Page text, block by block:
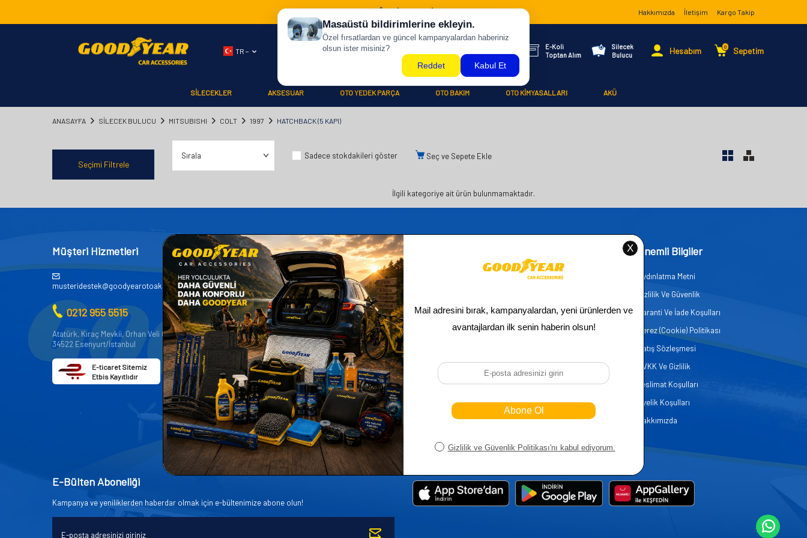
500 TL ÜZERİ KARGO BİZDEN ! Hakkımızda İletişim Kargo Takip
TR −
E-Koli
Toptan Alım
Silecek
Bulucu
Hesabım 0 Sepetim
SİLECEKLER AKSESUAR OTO YEDEK PARÇA OTO BAKIM OTO KİMYASALLARI AKÜ
ANASAYFA SILECEK BULUCU MITSUBISHI COLT 1997 HATCHBACK (5 KAPI)
Seçimi Filtrele
Sadece stokdakileri göster Seç ve Sepete Ekle
İlgili kategoriye ait ürün bulunmamaktadır.
Müşteri Hizmetleri
musteridestek@goodyearotoaksesuar.com.tr
0212 955 5515
Atatürk, Kıraç Mevkii, Orhan Veli Cd. D:No:19,
34522 Esenyurt/İstanbul
E-ticaret Sitemiz
Etbis Kayıtlıdır
Kategoriler
AKÜ
OTO KİMYASALLARI
OTO YEDEK PARÇA
AKSESUAR
OTO BAKIM
Üye
Sepetim
Bayi Kayıt
Bayi Girişi
Yeni Üye Kayıt
Üye Girişi
Ana Sayfa
Yeni Ürünler
Önemli Bilgiler
Aydınlatma Metni
Gizlilik Ve Güvenlik
Garanti Ve İade Koşulları
Çerez (Cookie) Politikası
Satış Sözleşmesi
KVKK Ve Gizlilik
Teslimat Koşulları
Üyelik Koşulları
Hakkımızda
E-Bülten Aboneliği
Kampanya ve yeniliklerden haberdar olmak için e-bültenimize abone olun!